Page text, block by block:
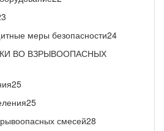
меры безопасности24
ВО ВЗРЫВООПАСНЫХ
смесей28